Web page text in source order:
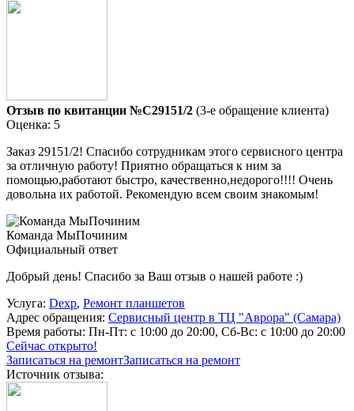
Отзыв по квитанции №C29151/2 (3-е обращение клиента)
Оценка: 5
Заказ 29151/2! Спасибо сотрудникам этого сервисного центра
за отличную работу! Приятно обращаться к ним за
помощью,работают быстро, качественно,недорого!!!! Очень
довольна их работой. Рекомендую всем своим знакомым!
Команда МыПочиним
Официальный ответ
Добрый день! Спасибо за Ваш отзыв о нашей работе :)
Услуга: Dexp, Ремонт планшетов
Адрес обращения: Сервисный центр в ТЦ "Аврора" (Самара)
Время работы: Пн-Пт: с 10:00 до 20:00, Сб-Вс: с 10:00 до 20:00
Сейчас открыто!
Записаться на ремонтЗаписаться на ремонт
Источник отзыва: